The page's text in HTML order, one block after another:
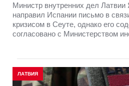
Министр внутренних дел
направил Испании письмо в
кризисом в Сеуте, однако его
согласовано с Министерством
ЛАТВИЯ